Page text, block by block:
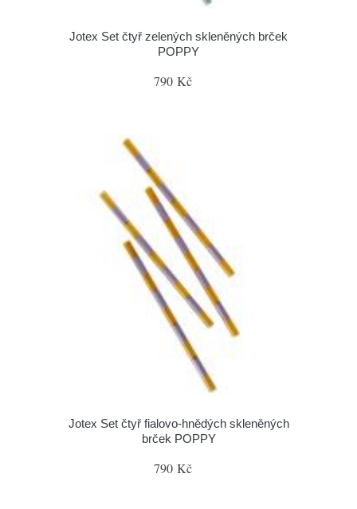
Jotex Set čtyř zelených skleněných brček
POPPY
790 Kč
Jotex Set čtyř fialovo-hnědých skleněných
brček POPPY
790 Kč